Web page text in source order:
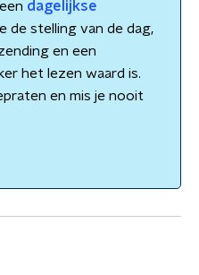
dagelijkse
de stelling van de dag,
en een
het lezen waard is.
en mis je nooit